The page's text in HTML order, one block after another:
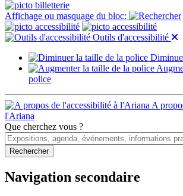
Affichage ou masquage du bloc:
Outils d'accessibilité
police
A
l'Ariana
Que cherchez vous ?
Navigation secondaire